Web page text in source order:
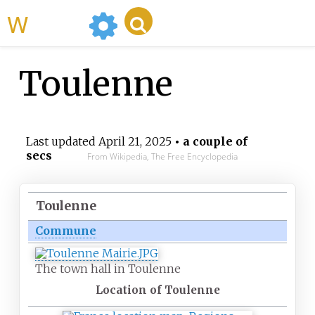
Toulenne
Last updated April 21, 2025• a couple of
secs
From Wikipedia, The Free Encyclopedia
Toulenne
Commune
The town hall in Toulenne
Location of Toulenne